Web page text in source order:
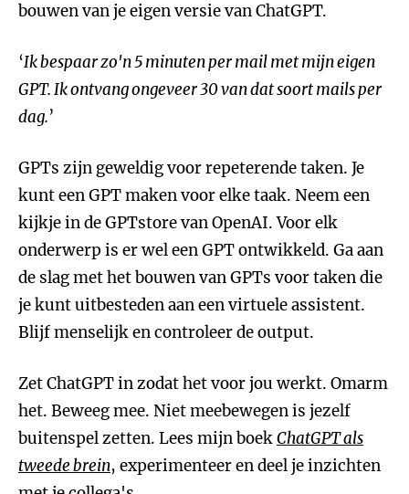
bouwen van je eigen versie van ChatGPT.
‘Ik bespaar zo'n 5 minuten per mail met mijn eigen
GPT. Ik ontvang ongeveer 30 van dat soort mails per
dag.’
GPTs zijn geweldig voor repeterende taken. Je
kunt een GPT maken voor elke taak. Neem een
kijkje in de GPTstore van OpenAI. Voor elk
onderwerp is er wel een GPT ontwikkeld. Ga aan
de slag met het bouwen van GPTs voor taken die
je kunt uitbesteden aan een virtuele assistent.
Blijf menselijk en controleer de output.
Zet ChatGPT in zodat het voor jou werkt. Omarm
het. Beweeg mee. Niet meebewegen is jezelf
buitenspel zetten. Lees mijn boekChatGPT als
tweede brein, experimenteer en deel je inzichten